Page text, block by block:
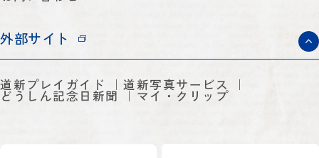
外部サイト
道新プレイガイド 道新写真サービス
どうしん記念日新聞 マイ・クリップ